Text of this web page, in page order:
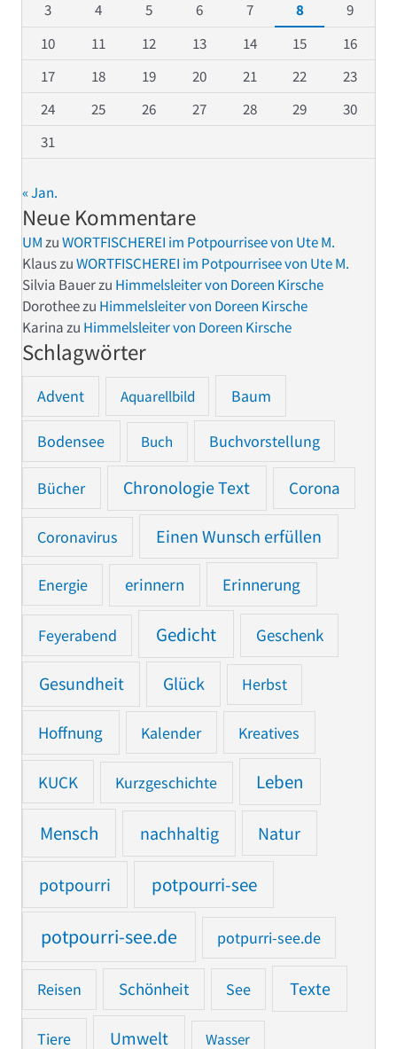
3
4 5 6 7 8
9
10
11 12 13 14 15
16
17
18 19 20 21 22
23
24
25 26 27 28 29
30
31
« Jan.
Neue Kommentare
UMzuWORTFISCHEREI im Potpourrisee von Ute M.
KlauszuWORTFISCHEREI im Potpourrisee von Ute M.
Silvia Bauerzu Himmelsleiter von Doreen Kirsche
Dorotheezu Himmelsleiter von Doreen Kirsche
Karinazu Himmelsleiter von Doreen Kirsche
Schlagwörter
Advent Aquarellbild Baum
Bodensee Buch Buchvorstellung
Bücher Chronologie Text Corona
Coronavirus Einen Wunsch erfüllen
Energie erinnern Erinnerung
Feyerabend Gedicht Geschenk
Gesundheit Glück Herbst
Hoffnung Kalender Kreatives
KUCK Kurzgeschichte Leben
Mensch nachhaltig Natur
potpourri potpourri-see
potpourri-see.de potpurri-see.de
Reisen Schönheit See Texte
Tiere Umwelt Wasser